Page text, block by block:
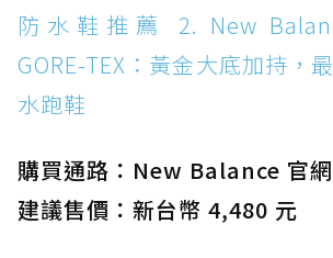
防水鞋推薦 14.
WATERPROOF：一踩即穿懶
異大底與全防水厚底健走鞋
防水鞋推薦 15. Brooks
防水鞋推薦 2. New
GORE-TEX：黃金大底加持，
水跑鞋
購買通路：New Balance 官
建議售價：新台幣 4,480 元